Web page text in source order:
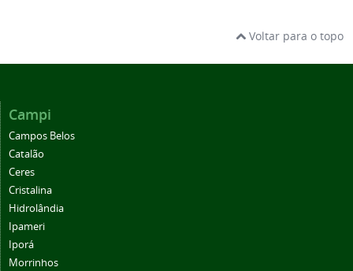
Voltar para o topo
Campi
Campos Belos
Catalão
Ceres
Cristalina
Hidrolândia
Ipameri
Iporá
Morrinhos